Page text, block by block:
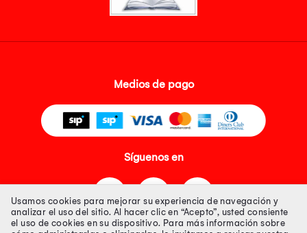
Medios de pago
Síguenos en
Usamos cookies para mejorar su experiencia de navegación y
analizar el uso del sitio. Al hacer clic en “Acepto”, usted consiente
el uso de cookies en su dispositivo. Para más información sobre